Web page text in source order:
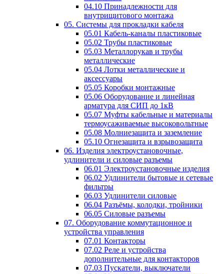
04.10 Принадлежности для
внутрищитового монтажа
05. Системы для прокладки кабеля
05.01 Кабель-каналы пластиковые
05.02 Трубы пластиковые
05.03 Металлорукав и трубы
металлические
05.04 Лотки металлические и
аксессуары
05.05 Коробки монтажные
05.06 Оборудование и линейная
арматура для СИП до 1кВ
05.07 Муфты кабельные и материалы
термоусаживаемые высоковольтные
05.08 Молниезащита и заземление
05.10 Огнезащита и взрывозащита
06. Изделия электроустановочные,
удлинители и силовые разъемы
06.01 Электроустановочные изделия
06.02 Удлинители бытовые и сетевые
фильтры
06.03 Удлинители силовые
06.04 Разъёмы, колодки, тройники
06.05 Силовые разъемы
07. Оборудование коммутационное и
устройства управления
07.01 Контакторы
07.02 Реле и устройства
дополнительные для контакторов
07.03 Пускатели, выключатели